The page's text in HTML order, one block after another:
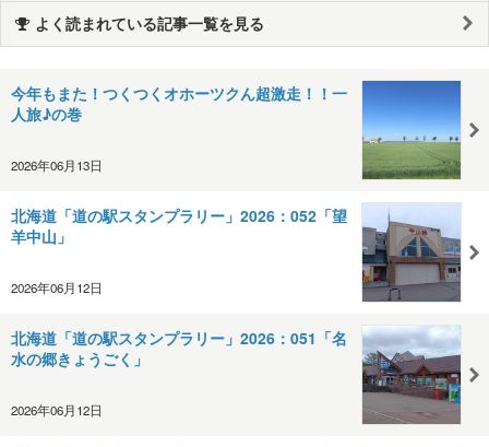
よく読まれている記事一覧を見る
今年もまた！つくつくオホーツクん超激走！！一
人旅♪の巻
2026年06月13日
北海道「道の駅スタンプラリー」2026：052「望
羊中山」
2026年06月12日
北海道「道の駅スタンプラリー」2026：051「名
水の郷きょうごく」
2026年06月12日